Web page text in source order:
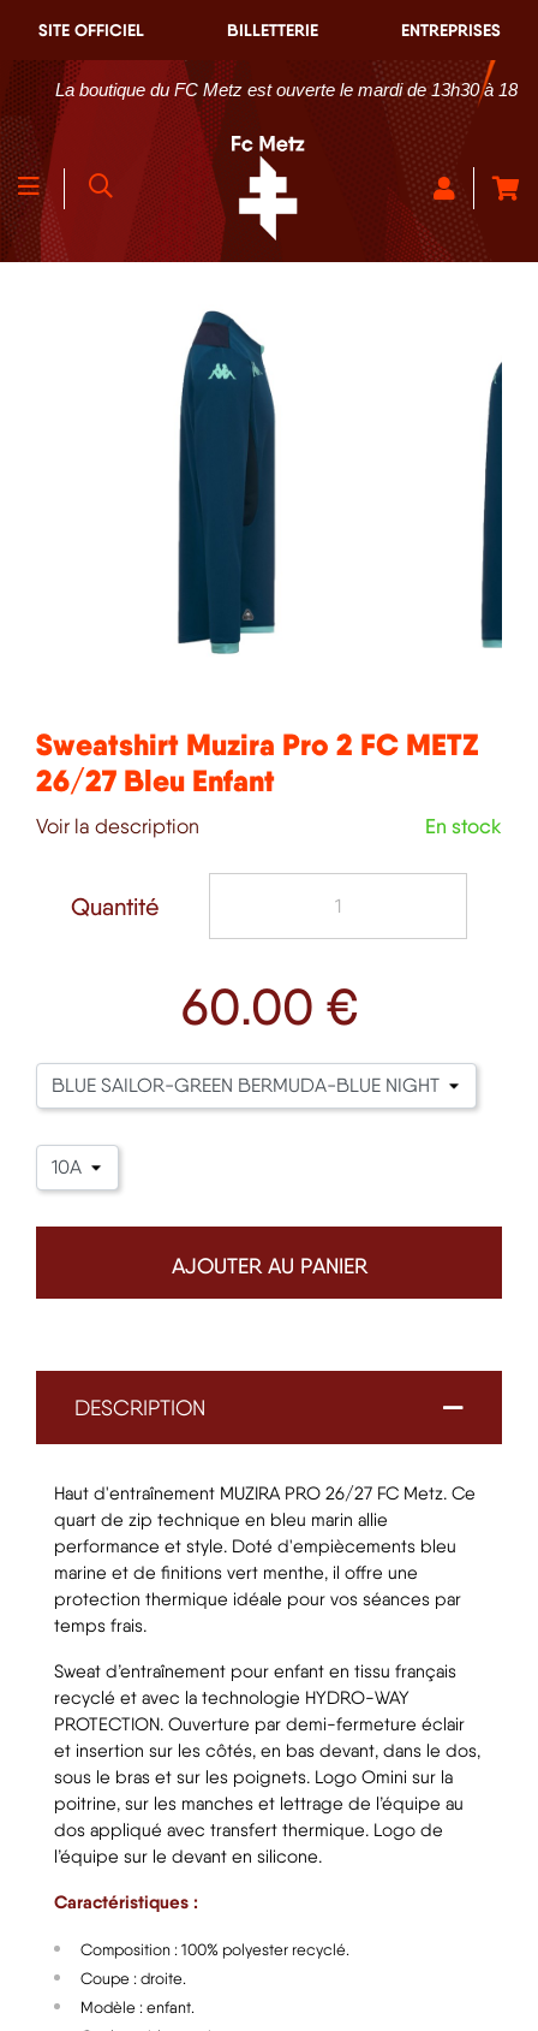
SITE OFFICIEL BILLETTERIE ENTREPRISES
La boutique du FC Metz est ouverte le mardi de 13h30 à 18h30
Sweatshirt Muzira Pro 2 FC METZ
26/27 Bleu Enfant
Voir la description En stock
Quantité
60.00 €
AJOUTER AU PANIER
DESCRIPTION
Haut d'entraînement MUZIRA PRO 26/27 FC Metz. Ce
quart de zip technique en bleu marin allie
performance et style. Doté d'empiècements bleu
marine et de finitions vert menthe, il offre une
protection thermique idéale pour vos séances par
temps frais.
Sweat d’entraînement pour enfant en tissu français
recyclé et avec la technologie HYDRO-WAY
PROTECTION. Ouverture par demi-fermeture éclair
et insertion sur les côtés, en bas devant, dans le dos,
sous le bras et sur les poignets. Logo Omini sur la
poitrine, sur les manches et lettrage de l’équipe au
dos appliqué avec transfert thermique. Logo de
l’équipe sur le devant en silicone.
Caractéristiques :
Composition : 100% polyester recyclé.
Coupe : droite.
Modèle : enfant.